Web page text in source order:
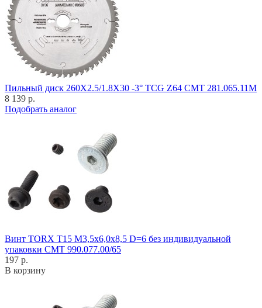
Пильный диск 260X2.5/1.8X30 -3° TCG Z64 CMT 281.065.11M
8 139 р.
Подобрать аналог
Винт TORX T15 M3,5x6,0x8,5 D=6 без индивидуальной
упаковки CMT 990.077.00/65
197 р.
В корзину